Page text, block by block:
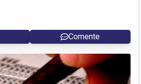
Comente